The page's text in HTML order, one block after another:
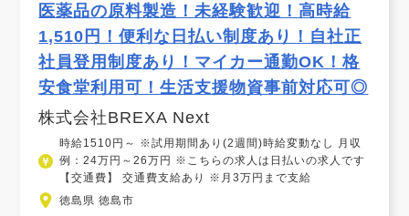
医薬品の原料製造！未経験歓迎！高時給
1,510円！便利な日払い制度あり！自社正
社員登用制度あり！マイカー通勤OK！格
安食堂利用可！生活支援物資事前対応可◎
株式会社BREXA Next
時給1510円～ ※試用期間あり(2週間)時給変動なし 月収
例：24万円～26万円 ※こちらの求人は日払いの求人です
【交通費】 交通費支給あり ※月3万円まで支給
徳島県 徳島市